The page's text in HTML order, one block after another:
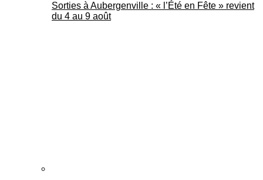
Sorties à Aubergenville : « l’Été en Fête » revient
du 4 au 9 août